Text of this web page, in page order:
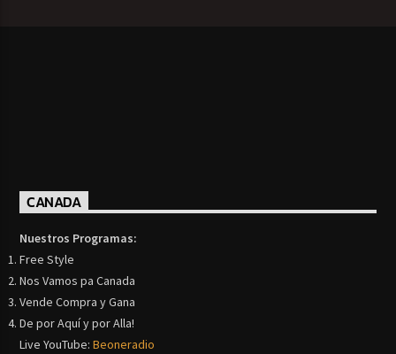
CANADA
Nuestros Programas:
Free Style
Nos Vamos pa Canada
Vende Compra y Gana
De por Aquí y por Alla!
Live YouTube:Beoneradio